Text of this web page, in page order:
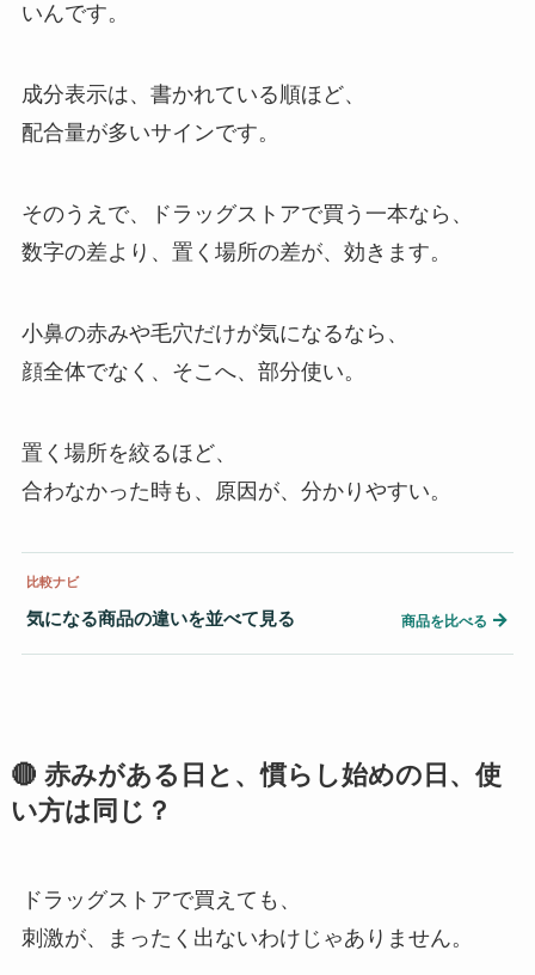
いんです。
成分表示は、書かれている順ほど、
配合量が多いサインです。
そのうえで、ドラッグストアで買う一本なら、
数字の差より、置く場所の差が、効きます。
小鼻の赤みや毛穴だけが気になるなら、
顔全体でなく、そこへ、部分使い。
置く場所を絞るほど、
合わなかった時も、原因が、分かりやすい。
比較ナビ
気になる商品の違いを並べて見る 商品を比べる →
🔴 赤みがある日と、慣らし始めの日、使
い方は同じ？
ドラッグストアで買えても、
刺激が、まったく出ないわけじゃありません。